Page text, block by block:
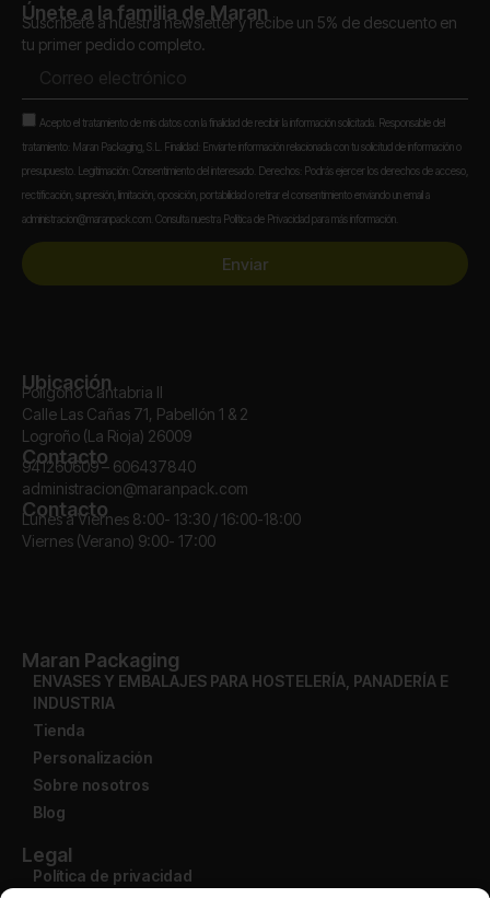
Únete a la familia de Maran
Suscríbete a nuestra newsletter y recibe un 5% de descuento en
tu primer pedido completo.
electrónico
Aceptación
Acepto el tratamiento de mis datos con la finalidad de recibir la información solicitada. Responsable del
tratamiento: Maran Packaging, S.L. Finalidad: Enviarte información relacionada con tu solicitud de información o
presupuesto. Legitimación: Consentimiento del interesado. Derechos: Podrás ejercer los derechos de acceso,
rectificación, supresión, limitación, oposición, portabilidad o retirar el consentimiento enviando un email a
administracion@maranpack.com. Consulta nuestra Política de Privacidad para más información.
Enviar
Ubicación
Polígono Cantabria II
Calle Las Cañas 71, Pabellón 1 & 2
Logroño (La Rioja) 26009
Contacto
941260609 – 606437840
administracion@maranpack.com
Contacto
Lunes a Viernes 8:00- 13:30 / 16:00-18:00
Viernes (Verano) 9:00- 17:00
Maran Packaging
ENVASES Y EMBALAJES PARA HOSTELERÍA, PANADERÍA E
INDUSTRIA
Tienda
Personalización
Sobre nosotros
Blog
Legal
Política de privacidad